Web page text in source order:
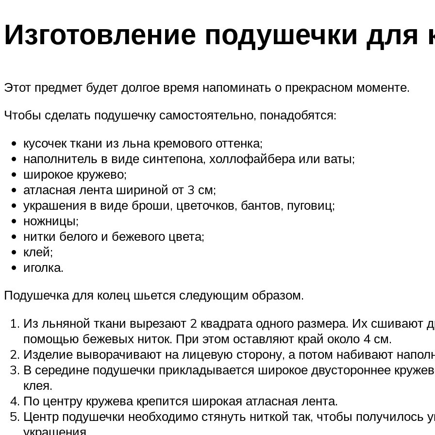
Изготовление подушечки для
Этот предмет будет долгое время напоминать о прекрасном моменте.
Чтобы сделать подушечку самостоятельно, понадобятся:
кусочек ткани из льна кремового оттенка;
наполнитель в виде синтепона, холлофайбера или ваты;
широкое кружево;
атласная лента шириной от 3 см;
украшения в виде броши, цветочков, бантов, пуговиц;
ножницы;
нитки белого и бежевого цвета;
клей;
иголка.
Подушечка для колец шьется следующим образом.
Из льняной ткани вырезают 2 квадрата одного размера. Их сшивают
помощью бежевых ниток. При этом оставляют край около 4 см.
Изделие выворачивают на лицевую сторону, а потом набивают
В середине подушечки прикладывается широкое двустороннее
клея.
По центру кружева крепится широкая атласная лента.
Центр подушечки необходимо стянуть ниткой так, чтобы получилось
украшения.